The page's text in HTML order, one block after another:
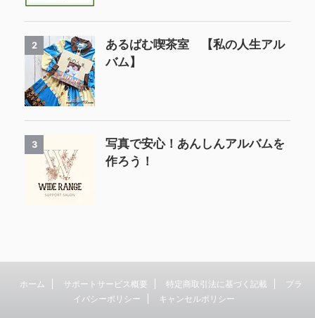
2
あるばむ喫茶室 【私の人生アル
バム】
3
写真で安心！あんしんアルバムを
作ろう！
ホーム サポートサービス概要 特定商取引法に基づく記載
プラ
イバシーポリシー
キャンセルポリシー